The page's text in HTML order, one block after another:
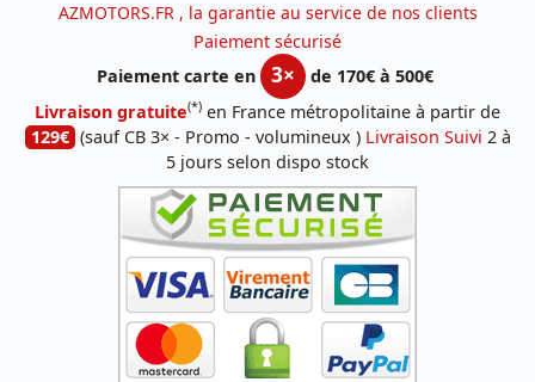
AZMOTORS.FR , la garantie au service de nos clients
Paiement sécurisé
Paiement carte en
3×
de 170€ à 500€
Livraison gratuite(*) en France métropolitaine à partir de
129€ (sauf CB 3× - Promo - volumineux ) Livraison Suivi 2 à
5 jours selon dispo stock